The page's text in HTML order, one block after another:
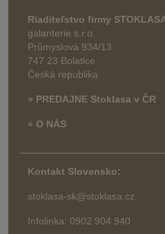
Riaditeľstvo firmy
galanterie s.r.o.
Průmyslová 934/13
747 23 Bolatice
Česká republika
» PREDAJNE Stoklasa v ČR
» O NÁS
Kontakt Slovensko:
stoklasa-sk@stoklasa.cz
Infolinka: 0902 904 940